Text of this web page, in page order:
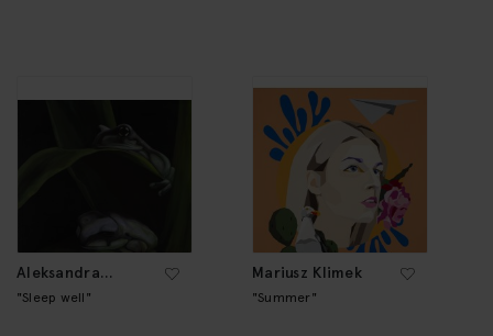
Aleksandra
Kwapiszewska
"Sleep well"
Mariusz Klimek
"Summer"